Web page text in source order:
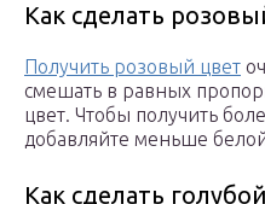
Как сделать
Получить розовый цвет
смешать в равных
цвет. Чтобы получить
добавляйте меньше
Как сделать голубой